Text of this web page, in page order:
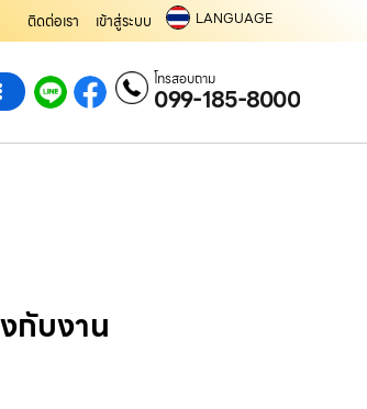
ติดต่อเรา เข้าสู่ระบบ LANGUAGE
โทรสอบถาม
099-185-8000
กับงาน